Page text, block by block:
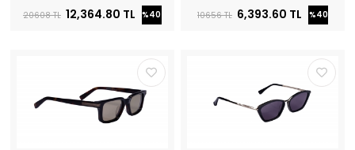
20608 TL 12,364.80 TL %40 10656 TL 6,393.60 TL %40